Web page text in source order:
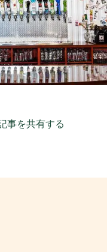
事を共有する